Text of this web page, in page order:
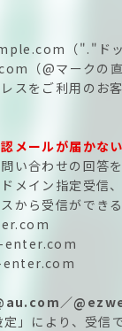
（"."ドッ
（@マークの
スをご利用のお
メールが届かな
い合わせの回答
メイン指定受信
から受信ができ
／
定」により、受